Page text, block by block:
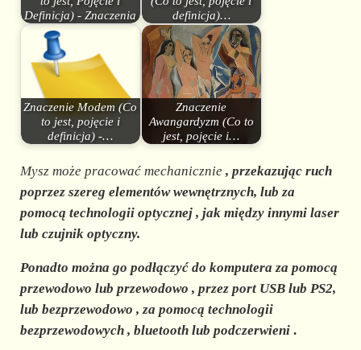
Definicja) - Znaczenia
definicja)…
Znaczenie Modem (Co
to jest, pojęcie i
definicja) -…
Znaczenie
Awangardyzm (Co to
jest, pojęcie i…
Mysz może pracować mechanicznie , przekazując ruch
poprzez szereg elementów wewnętrznych, lub za
pomocą technologii optycznej, jak między innymi laser
lub czujnik optyczny.
Ponadto można go podłączyć do komputera za pomocą
przewodowo lub przewodowo , przez port USB lub PS2,
lub bezprzewodowo , za pomocą technologii
bezprzewodowych, bluetoothlub podczerwieni.